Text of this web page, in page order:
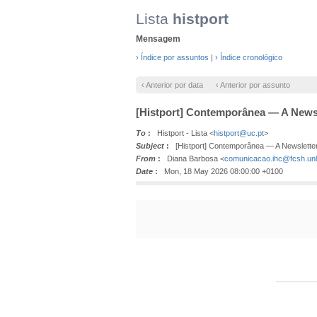
Lista histport
Mensagem
› Índice por assuntos | › Índice cronológico
‹ Anterior por data ‹ Anterior por assunto
[Histport] Contemporânea — A
To : Histport - Lista <histport@uc.pt>
Subject : [Histport] Contemporânea — A
From : Diana Barbosa <
Date : Mon, 18 May 2026 08:00:00 +0100